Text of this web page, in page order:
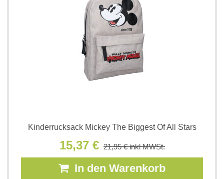
Kinderrucksack Mickey The Biggest Of All Stars
15,37 € 21,95 €inkl MWSt.
In den Warenkorb